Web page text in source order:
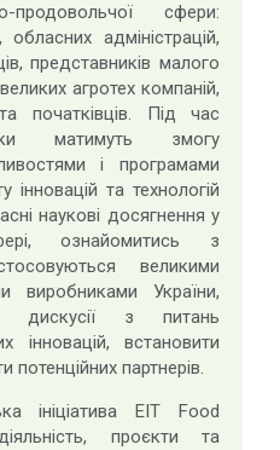
сфери:
обласних адміністрацій,
представників малого
агротех компаній,
початківців. Під час
матимуть змогу
і програмами
інновацій та технологій
наукові досягнення у
ознайомитись з
великими
виробниками України,
дискусії з питань
інновацій, встановити
потенційних партнерів.
ініціатива EIT Food
проєкти та